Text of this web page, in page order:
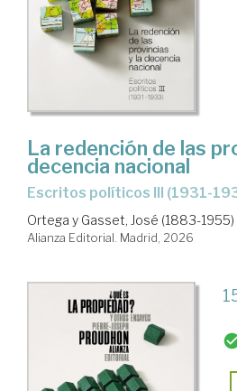
La redención de las
decencia nacional
Escritos políticos III (1931-
Ortega y Gasset, José (1883-1955)
Alianza Editorial. Madrid, 2026